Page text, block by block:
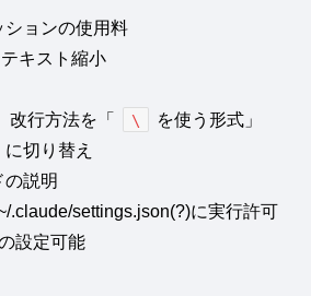
ョンの使用料
キスト縮小
改行方法を「 \
を使う形式」
切り替え
説明
.claude/settings.json(?)に実行許可
設定可能